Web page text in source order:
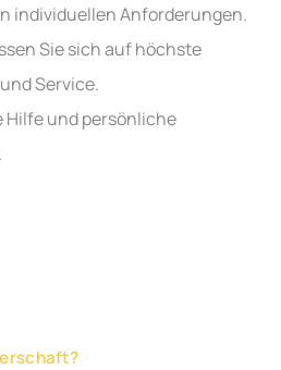
individuellen Anforderungen.
Sie sich auf höchste
Service.
Hilfe und persönliche